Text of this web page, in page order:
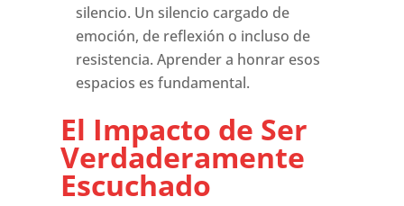
silencio. Un silencio cargado de
emoción, de reflexión o incluso de
resistencia. Aprender a honrar esos
espacios es fundamental.
El Impacto de Ser
Verdaderamente
Escuchado